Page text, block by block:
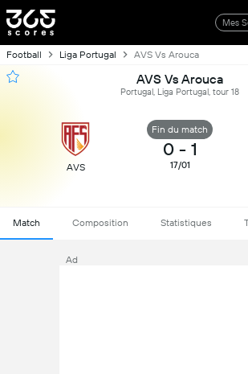
Mes
Football Liga Portugal AVS Vs Arouca
AVS Vs Arouca
Portugal, Liga Portugal, tour 18
AVS
Fin du match
0 - 1
17/01
Match Composition Statistiques
Ad